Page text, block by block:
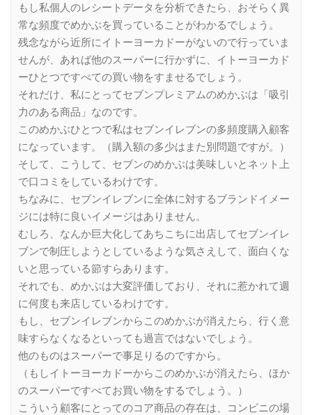
もし私個人のレシートデータを分析できたら、おそらく異
常な頻度でめかぶを買っていることがわかるでしょう。
残念ながら近所にイトーヨーカドーがないので行っていま
せんが、あれば他のスーパーに行かずに、イトーヨーカド
ーひとつですべての買い物をすませるでしょう。
それだけ、私にとってセブンプレミアムのめかぶは「吸引
力のある商品」なのです。
このめかぶひとつで私はセブンイレブンの多頻度購入顧客
になっています。（購入額の多少はまた別問題ですが。）
そして、こうして、セブンのめかぶは美味しいとネット上
で口コミをしているわけです。
ちなみに、セブンイレブンに全体に対するブランドイメー
ジには特に良いイメージはありません。
むしろ、なんか巨大化してあちこちに出店してセブンイレ
ブンで制圧しようとしているような気さえして、面白くな
いと思っている節すらあります。
それでも、めかぶは大変評価しており、それに惹かれて週
に何度も来店しているわけです。
もし、セブンイレブンからこのめかぶが消えたら、行く意
味すらなくなるといっても過言ではないでしょう。
他のものはスーパーで事足りるのですから。
（もしイトーヨーカドーからこのめかぶが消えたら、ほか
のスーパーですべてお買い物をするでしょう。）
こういう顧客にとってのコア商品の存在は、コンビニの場